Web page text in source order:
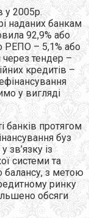
у 2005р.
наданих банкам
92,9% або
РЕПО – 5,1% або
через тендер –
кредитів –
у вигляді
банків протягом
буз
зв’язку із
системи та
балансу, з метою
ринку
обсяги